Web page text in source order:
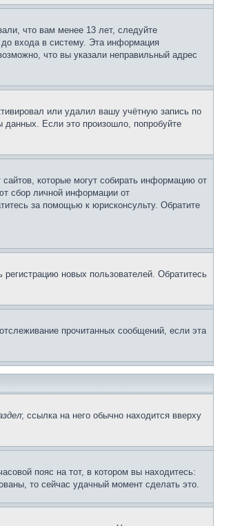
что вам менее 13 лет, следуйте
входа в систему. Эта информация
что вы указали неправильный адрес
или удалил вашу учётную запись по
Если это произошло, попробуйте
которые могут собирать информацию от
сбор личной информации от
за помощью к юрисконсульту. Обратите
новых пользователей. Обратитесь
прочитанных сообщений, если эта
; ссылка на него обычно находится вверху
пояс на тот, в котором вы находитесь:
то сейчас удачный момент сделать это.